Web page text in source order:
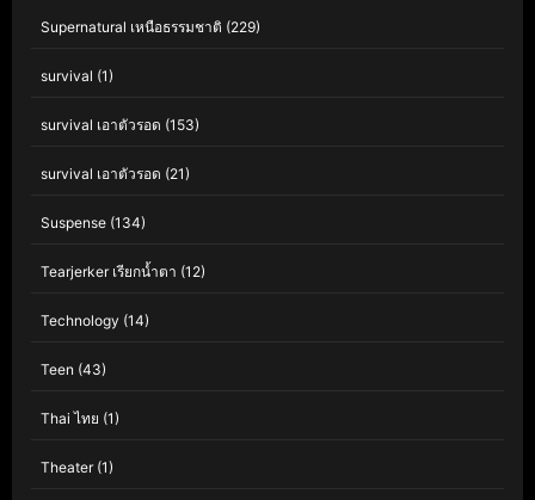
Supernatural เหนือธรรมชาติ (229)
survival (1)
survival เอาตัวรอด (153)
survival เอาตัวรอด (21)
Suspense (134)
Tearjerker เรียกน้ำตา (12)
Technology (14)
Teen (43)
Thai ไทย (1)
Theater(1)